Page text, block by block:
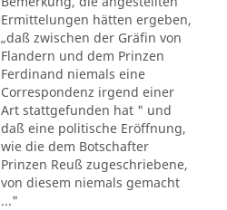
Ermittelungen hätten ergeben,
„daß zwischen der Gräfin von
Flandern und dem Prinzen
Ferdinand niemals eine
Correspondenz irgend einer
Art stattgefunden hat " und
daß eine politische Eröffnung,
wie die dem Botschafter
Prinzen Reuß zugeschriebene,
von diesem niemals gemacht
..."